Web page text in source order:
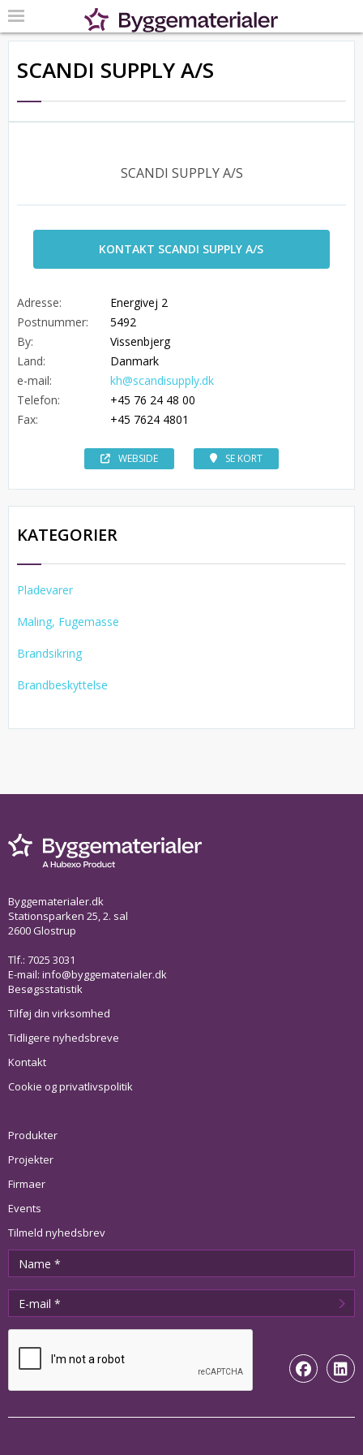
SCANDI SUPPLY A/S
SCANDI SUPPLY A/S
KONTAKT SCANDI SUPPLY A/S
Adresse:
Energivej 2
Postnummer:
5492
By:
Vissenbjerg
Land:
Danmark
e-mail:
kh@scandisupply.dk
Telefon:
+45 76 24 48 00
Fax:
+45 7624 4801
WEBSIDE SE KORT
KATEGORIER
Pladevarer
Maling, Fugemasse
Brandsikring
Brandbeskyttelse
Byggematerialer.dk
Stationsparken 25, 2. sal
2600 Glostrup
Tlf.: 7025 3031
E-mail: info@byggematerialer.dk
Besøgsstatistik
Tilføj din virksomhed
Tidligere nyhedsbreve
Kontakt
Cookie og privatlivspolitik
Produkter
Projekter
Firmaer
Events
Tilmeld nyhedsbrev